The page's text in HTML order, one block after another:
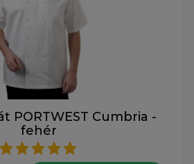
PORTWEST Cumbria -
fehér